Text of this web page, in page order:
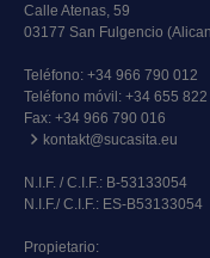
Calle Atenas, 59
03177 San Fulgencio
Teléfono: +34 966 790 012
Teléfono móvil: +34 655
Fax: +34 966 790 016
kontakt@sucasita.eu
N.I.F. / C.I.F.: B-53133054
N.I.F./ C.I.F.: ES-B53133054
Propietario: